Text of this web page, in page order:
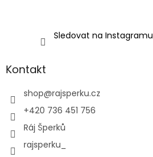
Sledovat na Instagramu
Kontakt
shop@rajsperku.cz
+420 736 451 756
Ráj Šperků
rajsperku_